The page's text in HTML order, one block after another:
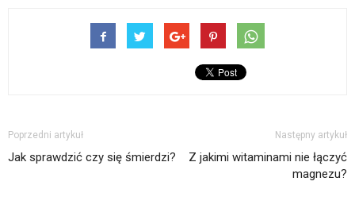
Poprzedni artykuł
Jak sprawdzić czy się śmierdzi?
Następny artykuł
Z jakimi witaminami nie łączyć
magnezu?